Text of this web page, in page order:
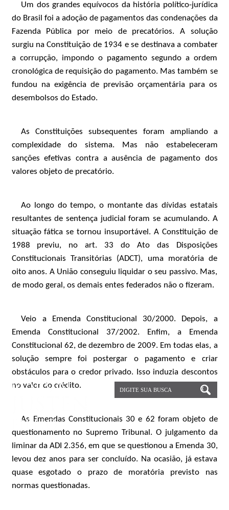
Um dos grandes equívocos da história político-jurídica
do Brasil foi a adoção de pagamentos das condenações da
Fazenda Pública por meio de precatórios. A solução
surgiu na Constituição de 1934 e se destinava a combater
a corrupção, impondo o pagamento segundo a ordem
cronológica de requisição do pagamento. Mas também se
fundou na exigência de previsão orçamentária para os
desembolsos do Estado.
As Constituições subsequentes foram ampliando a
complexidade do sistema. Mas não estabeleceram
sanções efetivas contra a ausência de pagamento dos
valores objeto de precatório.
Ao longo do tempo, o montante das dívidas estatais
resultantes de sentença judicial foram se acumulando. A
situação fática se tornou insuportável. A Constituição de
1988 previu, no art. 33 do Ato das Disposições
Constitucionais Transitórias (ADCT), uma moratória de
oito anos. A União conseguiu liquidar o seu passivo. Mas,
de modo geral, os demais entes federados não o fizeram.
Veio a Emenda Constitucional 30/2000. Depois, a
Emenda Constitucional 37/2002. Enfim, a Emenda
Constitucional 62, de dezembro de 2009. Em todas elas, a
solução sempre foi postergar o pagamento e criar
obstáculos para o credor privado. Isso induzia descontos
no valor do crédito.
As Emendas Constitucionais 30 e 62 foram objeto de
questionamento no Supremo Tribunal. O julgamento da
liminar da ADI 2.356, em que se questionou a Emenda 30,
levou dez anos para ser concluído. Na ocasião, já estava
quase esgotado o prazo de moratória previsto nas
normas questionadas.